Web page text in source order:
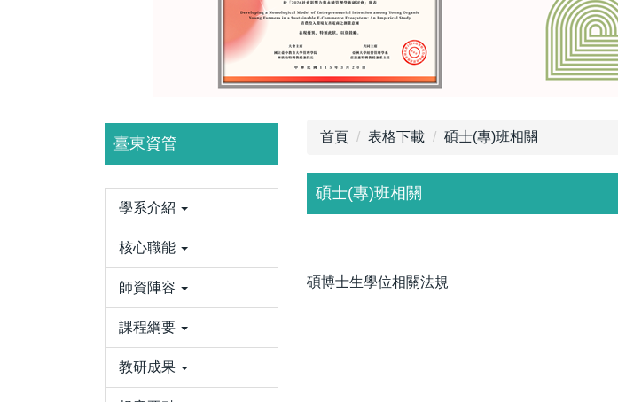
臺東資管
學系介紹
核心職能
師資陣容
課程綱要
教研成果
首頁 表格下載 碩士(專)班相關
碩士(專)班相關
碩博士生學位相關法規